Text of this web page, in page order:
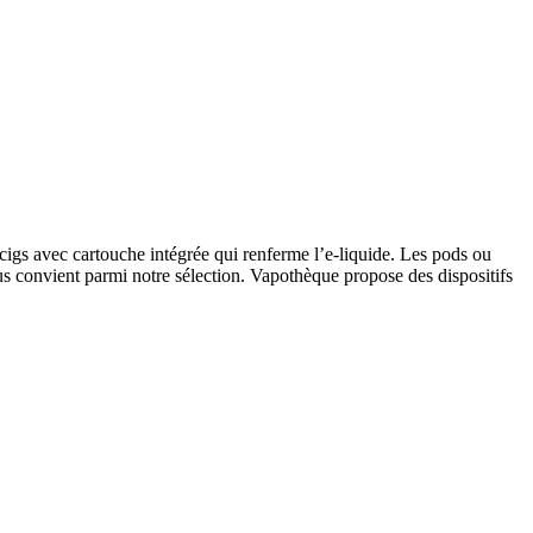
avec cartouche intégrée qui renferme l’e-liquide. Les pods ou
convient parmi notre sélection. Vapothèque propose des dispositifs